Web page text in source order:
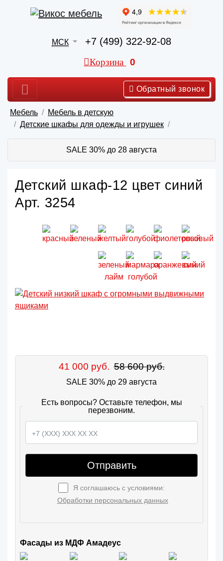
МСК +7 (499) 322-92-08
Корзина 0
Обратный звонок
Мебель
Мебель в детскую
Детские шкафы для одежды и игрушек
SALE 30% до 28 августа
Детский шкаф-12 цвет синий
Арт. 3254
41 000 руб. 58 600 руб.
SALE 30% до 29 августа
Есть вопросы? Оставьте телефон, мы
перезвоним.
Отправить
Я соглашаюсь с условиями:
Обработки персональных данных
Фасады из МДФ Амадеус